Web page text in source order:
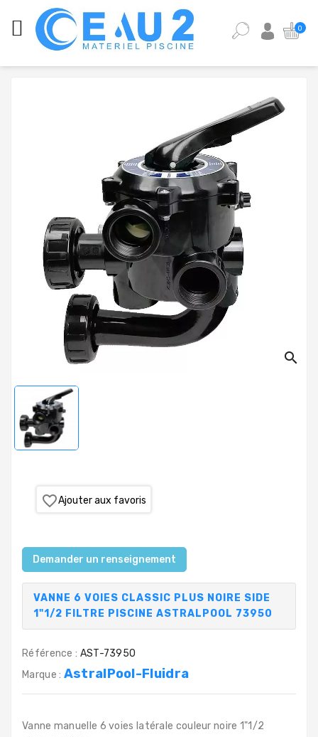
CATÉGORIES
PISCINE
POMPES,
FILTRES,
VANNES,
RACCORDS,
TUBES
CAMPINGS,
HÔTELS
SAUNA-
0
search
favorite_borderAjouter aux favoris
Demander un renseignement
VANNE 6 VOIES CLASSIC PLUS NOIRE SIDE
1"1/2 FILTRE PISCINE ASTRALPOOL 73950
Référence : AST-73950
Marque : AstralPool-Fluidra
Vanne manuelle 6 voies latérale couleur noire 1"1/2